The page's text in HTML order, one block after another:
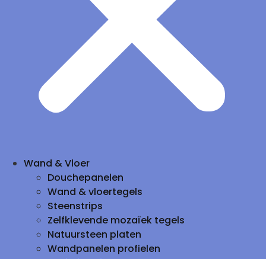
Wand & Vloer
Douchepanelen
Wand & vloertegels
Steenstrips
Zelfklevende mozaïek tegels
Natuursteen platen
Wandpanelen profielen